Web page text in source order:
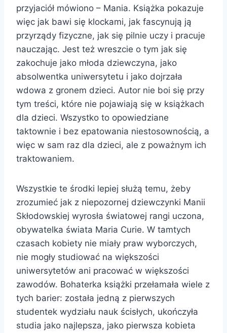
przyjaciół mówiono – Mania. Książka pokazuje
więc jak bawi się klockami, jak fascynują ją
przyrządy fizyczne, jak się pilnie uczy i pracuje
nauczając. Jest też wreszcie o tym jak się
zakochuje jako młoda dziewczyna, jako
absolwentka uniwersytetu i jako dojrzała
wdowa z gronem dzieci. Autor nie boi się przy
tym treści, które nie pojawiają się w książkach
dla dzieci. Wszystko to opowiedziane
taktownie i bez epatowania niestosownością, a
więc w sam raz dla dzieci, ale z poważnym ich
traktowaniem.
Wszystkie te środki lepiej służą temu, żeby
zrozumieć jak z niepozornej dziewczynki Manii
Skłodowskiej wyrosła światowej rangi uczona,
obywatelka świata Maria Curie. W tamtych
czasach kobiety nie miały praw wyborczych,
nie mogły studiować na większości
uniwersytetów ani pracować w większości
zawodów. Bohaterka książki przełamała wiele z
tych barier: została jedną z pierwszych
studentek wydziału nauk ścisłych, ukończyła
studia jako najlepsza, jako pierwsza kobieta